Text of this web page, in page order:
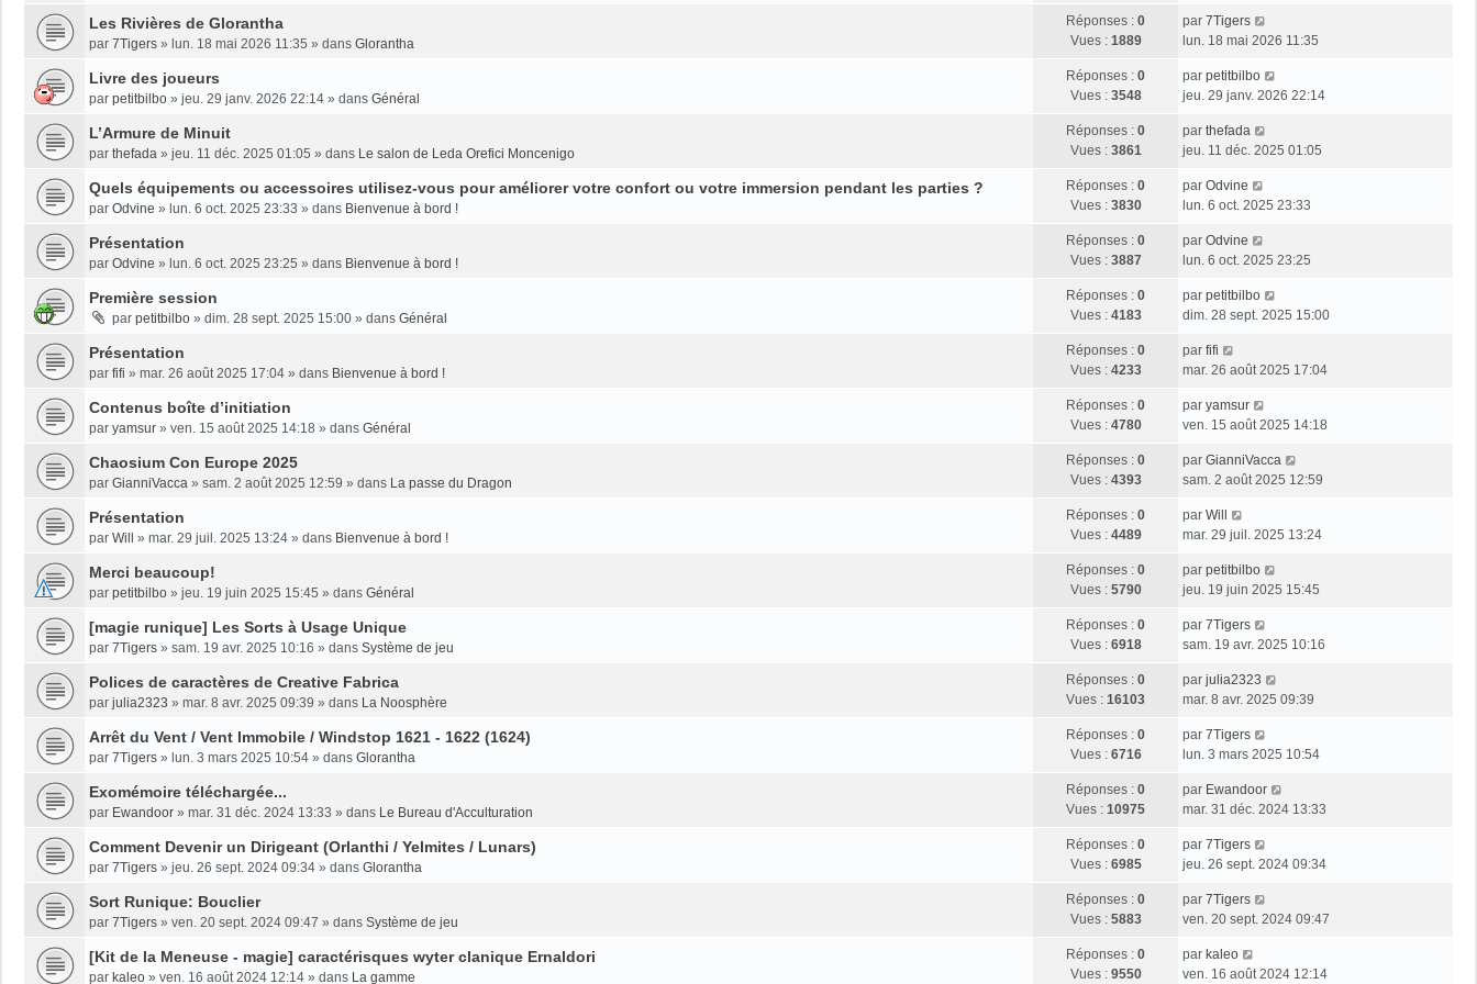
Les Rivières de Glorantha
par 7Tigers » lun. 18 mai 2026 11:35 » dans Glorantha
Réponses : 0
Vues : 1889
par 7Tigers
lun. 18 mai 2026 11:35
Livre des joueurs
par petitbilbo » jeu. 29 janv. 2026 22:14 » dans Général
Réponses : 0
Vues : 3548
par petitbilbo
jeu. 29 janv. 2026 22:14
L’Armure de Minuit
par thefada » jeu. 11 déc. 2025 01:05 » dans Le salon de Leda Orefici Moncenigo
Réponses : 0
Vues : 3861
par thefada
jeu. 11 déc. 2025 01:05
Quels équipements ou accessoires utilisez-vous pour améliorer votre confort ou votre immersion pendant les parties ?
par Odvine » lun. 6 oct. 2025 23:33 » dans Bienvenue à bord !
Réponses : 0
Vues : 3830
par Odvine
lun. 6 oct. 2025 23:33
Présentation
par Odvine » lun. 6 oct. 2025 23:25 » dans Bienvenue à bord !
Réponses : 0
Vues : 3887
par Odvine
lun. 6 oct. 2025 23:25
Première session
par petitbilbo » dim. 28 sept. 2025 15:00 » dans Général
Réponses : 0
Vues : 4183
par petitbilbo
dim. 28 sept. 2025 15:00
Présentation
par fifi » mar. 26 août 2025 17:04 » dans Bienvenue à bord !
Réponses : 0
Vues : 4233
par fifi
mar. 26 août 2025 17:04
Contenus boîte d’initiation
par yamsur » ven. 15 août 2025 14:18 » dans Général
Réponses : 0
Vues : 4780
par yamsur
ven. 15 août 2025 14:18
Chaosium Con Europe 2025
par GianniVacca » sam. 2 août 2025 12:59 » dans La passe du Dragon
Réponses : 0
Vues : 4393
par GianniVacca
sam. 2 août 2025 12:59
Présentation
par Will » mar. 29 juil. 2025 13:24 » dans Bienvenue à bord !
Réponses : 0
Vues : 4489
par Will
mar. 29 juil. 2025 13:24
Merci beaucoup!
par petitbilbo » jeu. 19 juin 2025 15:45 » dans Général
Réponses : 0
Vues : 5790
par petitbilbo
jeu. 19 juin 2025 15:45
[magie runique] Les Sorts à Usage Unique
par 7Tigers » sam. 19 avr. 2025 10:16 » dans Système de jeu
Réponses : 0
Vues : 6918
par 7Tigers
sam. 19 avr. 2025 10:16
Polices de caractères de Creative Fabrica
par julia2323 » mar. 8 avr. 2025 09:39 » dans La Noosphère
Réponses : 0
Vues : 16103
par julia2323
mar. 8 avr. 2025 09:39
Arrêt du Vent / Vent Immobile / Windstop 1621 - 1622 (1624)
par 7Tigers » lun. 3 mars 2025 10:54 » dans Glorantha
Réponses : 0
Vues : 6716
par 7Tigers
lun. 3 mars 2025 10:54
Exomémoire téléchargée...
par Ewandoor » mar. 31 déc. 2024 13:33 » dans Le Bureau d'Acculturation
Réponses : 0
Vues : 10975
par Ewandoor
mar. 31 déc. 2024 13:33
Comment Devenir un Dirigeant (Orlanthi / Yelmites / Lunars)
par 7Tigers » jeu. 26 sept. 2024 09:34 » dans Glorantha
Réponses : 0
Vues : 6985
par 7Tigers
jeu. 26 sept. 2024 09:34
Sort Runique: Bouclier
par 7Tigers » ven. 20 sept. 2024 09:47 » dans Système de jeu
Réponses : 0
Vues : 5883
par 7Tigers
ven. 20 sept. 2024 09:47
[Kit de la Meneuse - magie] caractérisques wyter clanique Ernaldori
par kaleo » ven. 16 août 2024 12:14 » dans La gamme
Réponses : 0
Vues : 9550
par kaleo
ven. 16 août 2024 12:14